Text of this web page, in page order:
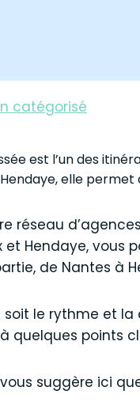
catégorisé
est l’un des
elle
réseau
et Hendaye, vous
de Nantes à
soit le rythme et la
quelques points
suggère ici